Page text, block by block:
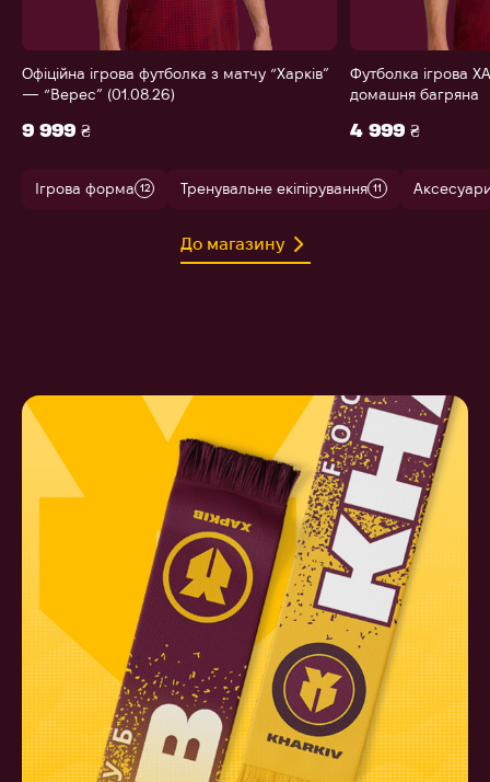
Офіційна ігрова футболка з матчу “Харків”
— “Верес” (01.08.26)
9 999 ₴
Футболка ігрова
домашня багряна
4 999 ₴
Ігрова форма 12 Тренувальне екіпірування 11
До магазину